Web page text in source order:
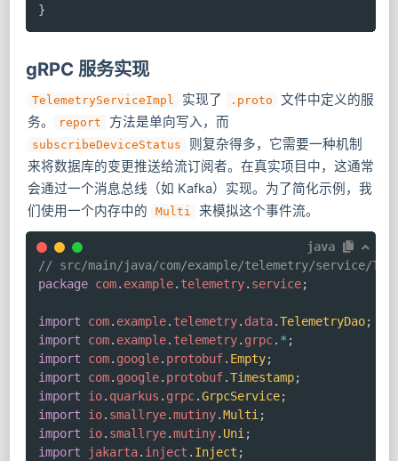
}
gRPC 服务实现
TelemetryServiceImpl 实现了 .proto
文件中定义的服
务。
report 方法是单向写入，而
subscribeDeviceStatus
则复杂得多，它需要一种机制
来将数据库的变更推送给流订阅者。在真实项目中，这通常
会通过一个消息总线（如 Kafka）实现。为了简化示例，我
们使用一个内存中的
Multi 来模拟这个事件流。
java
// src/main/java/com/example/telemetry/service/
package com. example. telemetry. service;
import com. example. telemetry. data.TelemetryDao;
import
com. example. telemetry. grpc. * ;
import
com. google. protobuf. Empty;
import
com. google. protobuf.Timestamp;
import
io. quarkus . grpc.GrpcService;
import
io. smallrye.mutiny.Multi ;
import
io. smallrye.mutiny. Uni ;
import
jakarta. inject . Inject ;